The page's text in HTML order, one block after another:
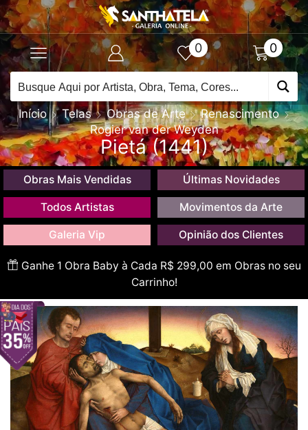
0 0
Início Telas Obras de Arte
Renascimento
Rogier van der Weyden
Pietá (1441)
Obras Mais Vendidas Últimas Novidades
Todos Artistas Movimentos da Arte
Galeria Vip Opinião dos Clientes
Ganhe 1 Obra Baby à Cada R$ 299,00 em Obras no seu
Carrinho!